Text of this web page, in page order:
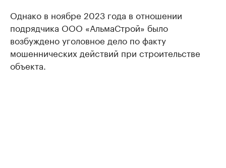
Однако в ноябре 2023 года в отношении
подрядчика ООО «АльмаСтрой» было
возбуждено уголовное дело по факту
мошеннических действий при строительстве
объекта.